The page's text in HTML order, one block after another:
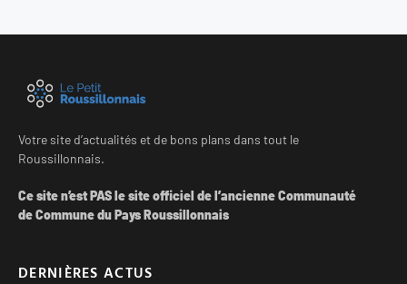
Votre site d’actualités et de bons plans dans tout le
Roussillonnais.
Ce site n’est PAS le site officiel de l’ancienne Communauté
de Commune du Pays Roussillonnais
DERNIÈRES ACTUS